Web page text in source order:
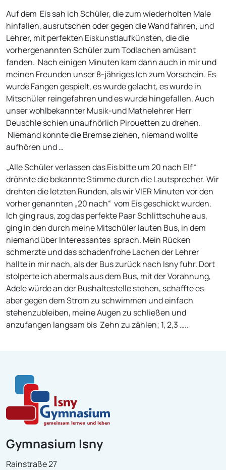
Auf dem Eis sah ich Schüler, die zum wiederholten Male
hinfallen, ausrutschen oder gegen die Wand fahren, und
Lehrer, mit perfekten Eiskunstlaufkünsten, die die
vorhergenannten Schüler zum Todlachen amüsant
fanden. Nach einigen Minuten kam dann auch in mir und
meinen Freunden unser 8-jähriges Ich zum Vorschein. Es
wurde Fangen gespielt, es wurde gelacht, es wurde in
Mitschüler reingefahren und es wurde hingefallen. Auch
unser wohlbekannter Musik-und Mathelehrer Herr
Deuschle schien unaufhörlich Pirouetten zu drehen.
Niemand konnte die Bremse ziehen, niemand wollte
aufhören und …
„Alle Schüler verlassen das Eis bitte um 20 nach Elf“
dröhnte die bekannte Stimme durch die Lautsprecher. Wir
drehten die letzten Runden, als wir VIER Minuten vor den
vorher genannten „20 nach“ vom Eis geschickt wurden.
Ich ging raus, zog das perfekte Paar Schlittschuhe aus,
ging in den durch meine Mitschüler lauten Bus, in dem
niemand über Interessantes sprach. Mein Rücken
schmerzte und das schadenfrohe Lachen der Lehrer
hallte in mir nach, als der Bus zurück nach Isny fuhr. Dort
stolperte ich abermals aus dem Bus, mit der Vorahnung,
Adele würde an der Bushaltestelle stehen, schaffte es
aber gegen dem Strom zu schwimmen und einfach
stehenzubleiben, meine Augen zu schließen und
anzufangen langsam bis Zehn zu zählen; 1, 2,3 …..
Gymnasium Isny
Rainstraße 27